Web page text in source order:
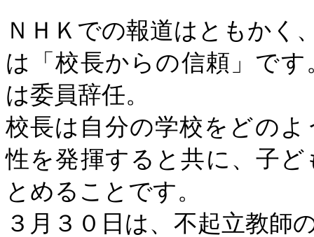
ＮＨＫでの報道はともかく
は「校長からの信頼」で
は委員辞任。
校長は自分の学校をどの
性を発揮すると共に、子
とめることです。
３月３０日は、不起立教師